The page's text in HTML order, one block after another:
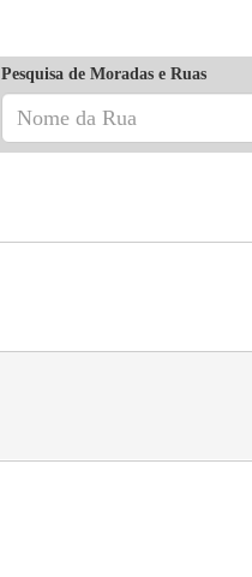
Pesquisa de Moradas e Ruas